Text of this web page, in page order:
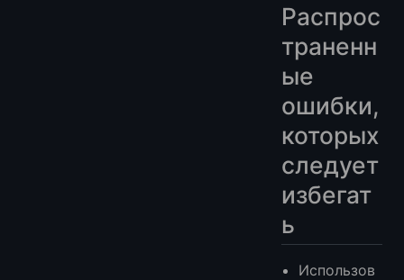
Распрос
траненн
ые
ошибки,
которых
следует
избегат
ь
Использов